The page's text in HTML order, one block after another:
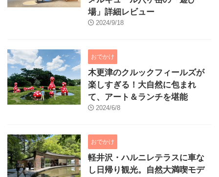
場」詳細レビュー
2024/9/18
おでかけ
木更津のクルックフィールズが
楽しすぎる！大自然に包まれ
て、アート＆ランチを堪能
2024/6/8
おでかけ
軽井沢・ハルニレテラスに車な
し日帰り観光。自然大満喫モデ